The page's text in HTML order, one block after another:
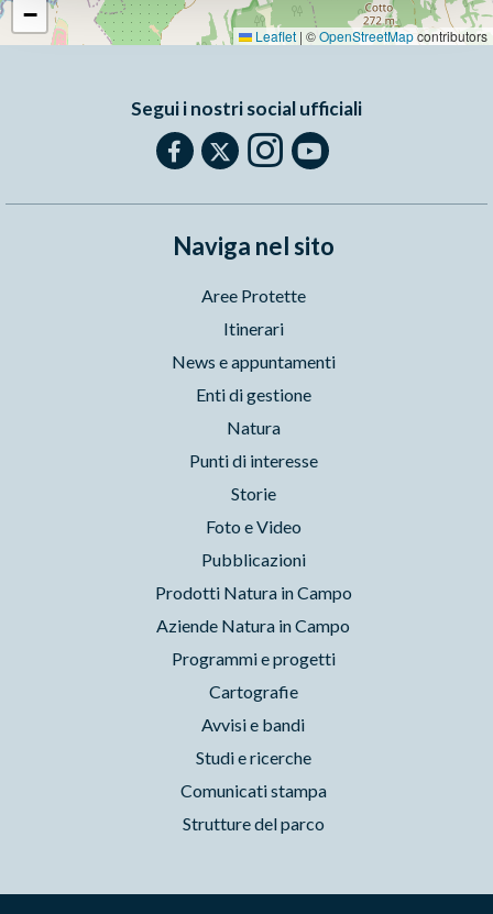
−
Leaflet | ©OpenStreetMapcontributors
Segui i nostri social ufficiali
Naviga nel sito
Aree Protette
Itinerari
News e appuntamenti
Enti di gestione
Natura
Punti di interesse
Storie
Foto e Video
Pubblicazioni
Prodotti Natura in Campo
Aziende Natura in Campo
Programmi e progetti
Cartografie
Avvisi e bandi
Studi e ricerche
Comunicati stampa
Strutture del parco